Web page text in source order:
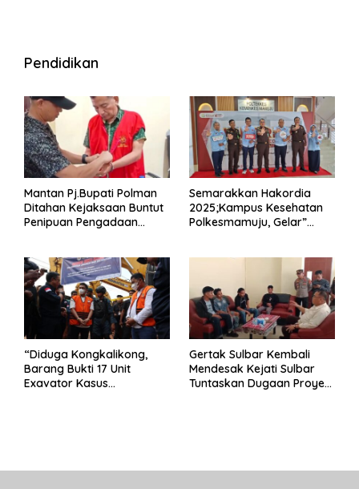
Pendidikan
Mantan Pj.Bupati Polman
Ditahan Kejaksaan Buntut
Penipuan Pengadaan
Semarakkan Hakordia
2025;Kampus Kesehatan
Polkesmamuju, Gelar”
“Diduga Kongkalikong,
Barang Bukti 17 Unit
Exavator Kasus
Gertak Sulbar Kembali
Mendesak Kejati Sulbar
Tuntaskan Dugaan Proyek